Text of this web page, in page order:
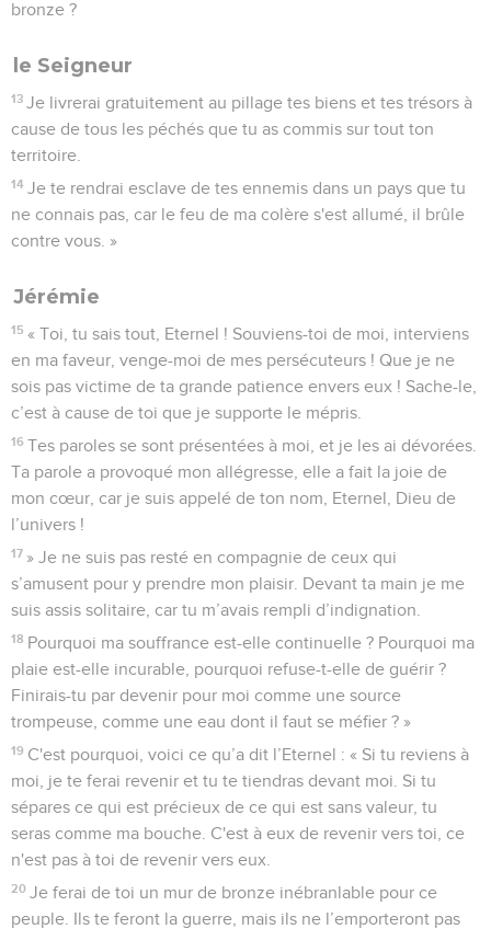
bronze ?
le Seigneur
13 Je livrerai gratuitement au pillage tes biens et tes trésors à
cause de tous les péchés que tu as commis sur tout ton
territoire.
14 Je te rendrai esclave de tes ennemis dans un pays que tu
ne connais pas, car le feu de ma colère s'est allumé, il brûle
contre vous. »
Jérémie
15 « Toi, tu sais tout, Eternel ! Souviens-toi de moi, interviens
en ma faveur, venge-moi de mes persécuteurs ! Que je ne
sois pas victime de ta grande patience envers eux ! Sache-le,
c’est à cause de toi que je supporte le mépris.
16 Tes paroles se sont présentées à moi, et je les ai dévorées.
Ta parole a provoqué mon allégresse, elle a fait la joie de
mon cœur, car je suis appelé de ton nom, Eternel, Dieu de
l’univers !
17 » Je ne suis pas resté en compagnie de ceux qui
s’amusent pour y prendre mon plaisir. Devant ta main je me
suis assis solitaire, car tu m’avais rempli d’indignation.
18 Pourquoi ma souffrance est-elle continuelle ? Pourquoi ma
plaie est-elle incurable, pourquoi refuse-t-elle de guérir ?
Finirais-tu par devenir pour moi comme une source
trompeuse, comme une eau dont il faut se méfier ? »
19 C'est pourquoi, voici ce qu’a dit l’Eternel : « Si tu reviens à
moi, je te ferai revenir et tu te tiendras devant moi. Si tu
sépares ce qui est précieux de ce qui est sans valeur, tu
seras comme ma bouche. C'est à eux de revenir vers toi, ce
n'est pas à toi de revenir vers eux.
20 Je ferai de toi un mur de bronze inébranlable pour ce
peuple. Ils te feront la guerre, mais ils ne l’emporteront pas